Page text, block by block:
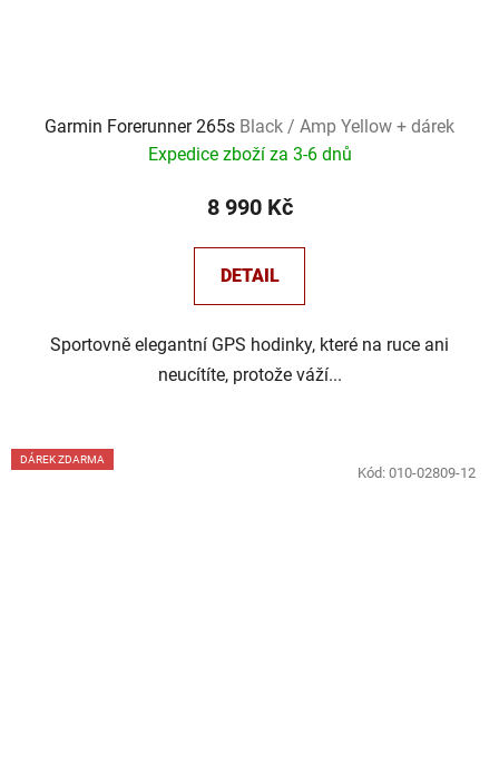
Garmin Forerunner 265s Black / Amp Yellow + dárek
Expedice zboží za 3-6 dnů
8 990 Kč
DETAIL
Sportovně elegantní GPS hodinky, které na ruce ani
neucítíte, protože váží...
DÁREK ZDARMA
Kód: 010-02809-12